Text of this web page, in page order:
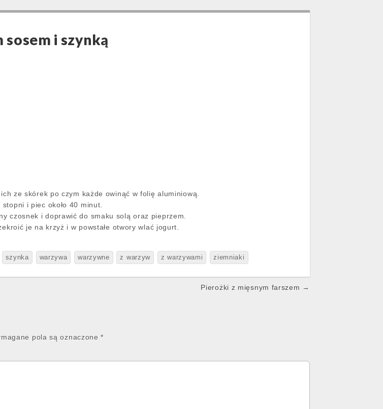
i szynką
ze skórek po czym każde owinąć w folię aluminiową.
i piec około 40 minut.
czosnek i doprawić do smaku solą oraz pieprzem.
je na krzyż i w powstałe otwory wlać jogurt.
szynka warzywa warzywne z warzyw z warzywami ziemniaki
Pierożki z mięsnym farszem →
pola są oznaczone*